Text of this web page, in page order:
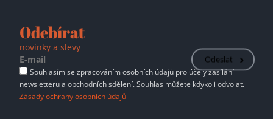
Odebírat
novinky a slevy
Odeslat
Souhlasím se zpracováním osobních údajů pro účely zasílání
newsletteru a obchodních sdělení. Souhlas můžete kdykoli odvolat.
Zásady ochrany osobních údajů